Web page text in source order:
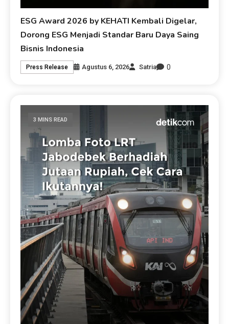
ESG Award 2026 by KEHATI Kembali Digelar,
Dorong ESG Menjadi Standar Baru Daya Saing
Bisnis Indonesia
Press Release Agustus 6, 2026 Satria 0
3 MINS READ